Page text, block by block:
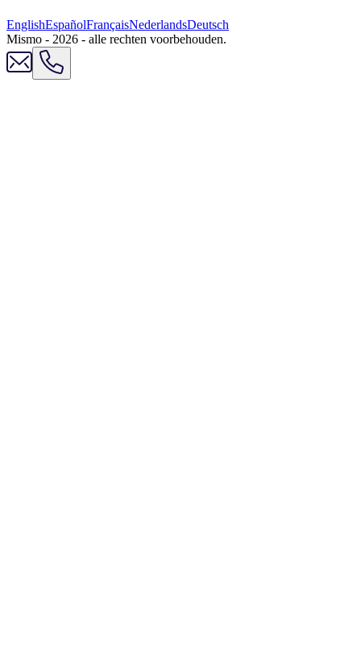
EnglishEspañolFrançaisNederlandsDeutsch
Mismo - 2026 - alle rechten voorbehouden.